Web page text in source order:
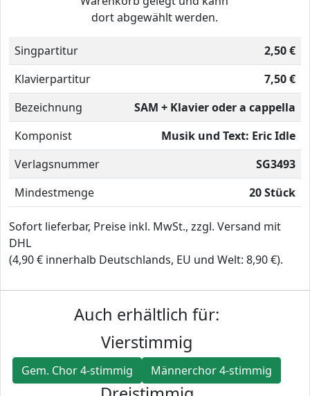
dort abgewählt werden.
Singpartitur
2,50 €
Klavierpartitur
7,50 €
Bezeichnung
SAM + Klavier oder a cappella
Komponist
Musik und Text: Eric Idle
Verlagsnummer
SG3493
Mindestmenge
20 Stück
Sofort lieferbar, Preise inkl. MwSt., zzgl. Versand mit
DHL
(4,90 € innerhalb Deutschlands, EU und Welt: 8,90 €).
Auch erhältlich für:
Vierstimmig
Gem. Chor 4-stimmig Männerchor 4-stimmig